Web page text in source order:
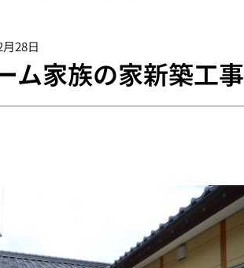
28日
ム家族の家新築工事